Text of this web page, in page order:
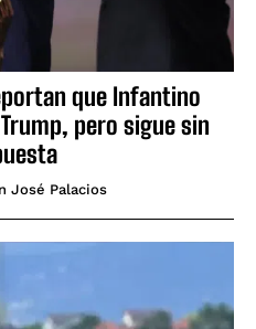
que Infantino
pero sigue sin
José Palacios